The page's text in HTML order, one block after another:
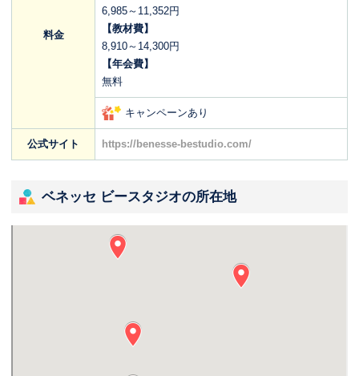
料金
6,985～11,352円
【教材費】
8,910～14,300円
【年会費】
無料
キャンペーンあり
公式サイト https://benesse-bestudio.com/
ベネッセ ビースタジオの所在地